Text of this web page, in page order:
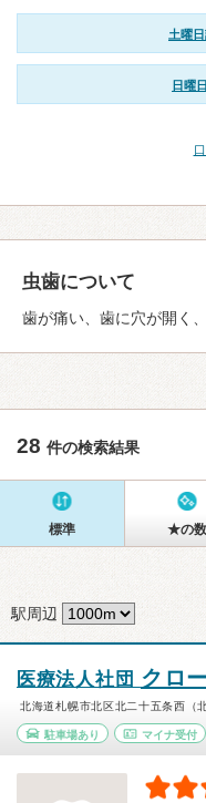
土曜
日曜
虫歯について
歯が痛い、歯に穴が開く
28 件の検索結果
標準 ★の数
駅周辺
医療法人社団 クロ
北海道札幌市北区北二十五条西（
駐車場あり マイナ受付